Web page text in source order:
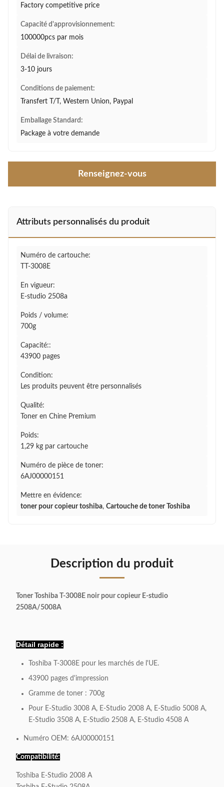
Factory competitive price
Capacité d'approvisionnement:
100000pcs par mois
Délai de livraison:
3-10 jours
Conditions de paiement:
Transfert T/T, Western Union, Paypal
Emballage Standard:
Package à votre demande
Renseignez-vous
Attributs personnalisés du produit
Numéro de cartouche:
TT-3008E
En vigueur:
E-studio 2508a
Poids / volume:
700g
Capacité::
43900 pages
Condition:
Les produits peuvent être personnalisés
Qualité:
Toner en Chine Premium
Poids:
1,29 kg par cartouche
Numéro de pièce de toner:
6AJ00000151
Mettre en évidence:
toner pour copieur toshiba, Cartouche de toner Toshiba
Description du produit
Toner Toshiba T-3008E noir pour copieur E-studio
2508A/5008A
Détail rapide :
Toshiba T-3008E pour les marchés de l'UE.
43900 pages d'impression
Gramme de toner : 700g
Pour E-Studio 3008 A, E-Studio 2008 A, E-Studio 5008 A,
E-Studio 3508 A, E-Studio 2508 A, E-Studio 4508 A
Numéro OEM: 6AJ00000151
Compatibilité:
Toshiba E-Studio 2008 A